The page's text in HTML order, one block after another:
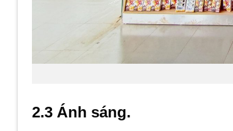
2.3 Ánh sáng.